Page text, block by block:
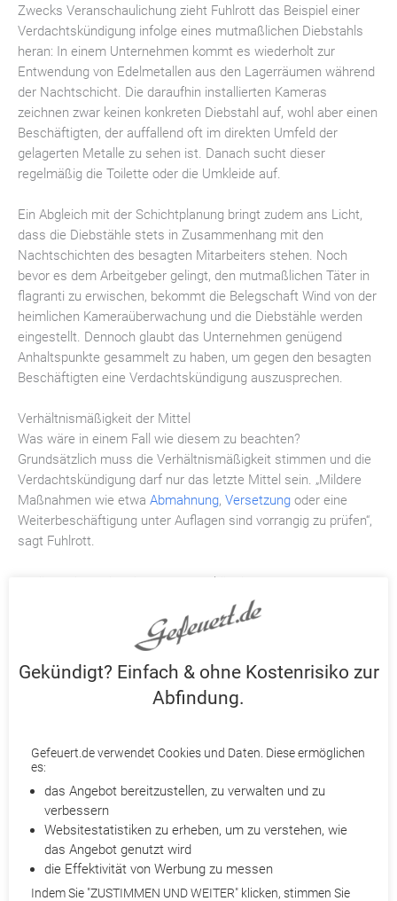
Zwecks Veranschaulichung zieht Fuhlrott das Beispiel einer
Verdachtskündigung infolge eines mutmaßlichen Diebstahls
heran: In einem Unternehmen kommt es wiederholt zur
Entwendung von Edelmetallen aus den Lagerräumen während
der Nachtschicht. Die daraufhin installierten Kameras
zeichnen zwar keinen konkreten Diebstahl auf, wohl aber einen
Beschäftigten, der auffallend oft im direkten Umfeld der
gelagerten Metalle zu sehen ist. Danach sucht dieser
regelmäßig die Toilette oder die Umkleide auf.
Ein Abgleich mit der Schichtplanung bringt zudem ans Licht,
dass die Diebstähle stets in Zusammenhang mit den
Nachtschichten des besagten Mitarbeiters stehen. Noch
bevor es dem Arbeitgeber gelingt, den mutmaßlichen Täter in
flagranti zu erwischen, bekommt die Belegschaft Wind von der
heimlichen Kameraüberwachung und die Diebstähle werden
eingestellt. Dennoch glaubt das Unternehmen genügend
Anhaltspunkte gesammelt zu haben, um gegen den besagten
Beschäftigten eine Verdachtskündigung auszusprechen.
Verhältnismäßigkeit der Mittel
Was wäre in einem Fall wie diesem zu beachten?
Grundsätzlich muss die Verhältnismäßigkeit stimmen und die
Verdachtskündigung darf nur das letzte Mittel sein. „Mildere
Maßnahmen wie etwa Abmahnung, Versetzung oder eine
Weiterbeschäftigung unter Auflagen sind vorrangig zu prüfen“,
sagt Fuhlrott.
Darüber hinaus ist eine Verdachtskündigung an strenge
Voraussetzungen geknüpft. So müsse eine schwere
Pflichtverletzung wie „Straftaten zulasten des Arbeitgebers
oder anderer Beschäftigter“ vorliegen, so Till Bender von der
DGB Rechtsschutz GmbH in Frankfurt am Main. Außerdem
stehe der Arbeitgeber in der Bringschuld, den Verdacht der
Pflichtverletzung mit Tatsachen und nicht bloß mit reinen
Verteidigungsmöglichkeiten des Arbeitnehmers
In jedem Fall aber muss der Arbeitgeber dem Beschäftigten
die Möglichkeit einer Stellungnahme einräumen. Für ein
solches Gespräch, so Bender, sollte ein Betriebsratsmitglied
oder Anwalt hinzugezogen werden. Wird der Betriebsrat nicht
ordnungsgemäß beteiligt, wäre die Kündigung allein deshalb
schon unwirksam.
Gekündigt? Einfach & ohne Kostenrisiko zur
Abfindung.
Gefeuert.de verwendet Cookies und Daten. Diese ermöglichen
es:
das Angebot bereitzustellen, zu verwalten und zu
verbessern
Websitestatistiken zu erheben, um zu verstehen, wie
das Angebot genutzt wird
die Effektivität von Werbung zu messen
Indem Sie "ZUSTIMMEN UND WEITER" klicken, stimmen Sie